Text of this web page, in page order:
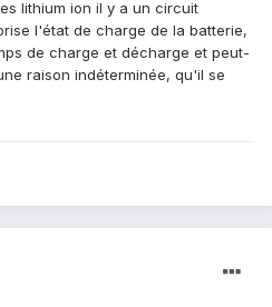
lithium ion il y a un circuit
l'état de charge de la batterie,
de charge et décharge et peut-
raison indéterminée, qu'il se